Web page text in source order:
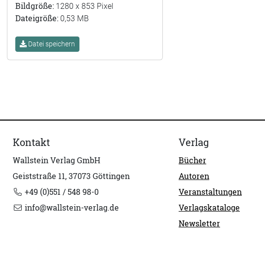
Bildgröße: 1280 x 853 Pixel
Dateigröße: 0,53 MB
Datei speichern
Kontakt
Wallstein Verlag GmbH
Geiststraße 11, 37073 Göttingen
+49 (0)551 / 548 98-0
info@wallstein-verlag.de
Verlag
Bücher
Autoren
Veranstaltungen
Verlagskataloge
Newsletter